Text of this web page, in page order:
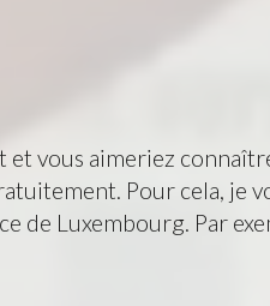
vous aimeriez
Pour cela,
de Luxembourg. Par